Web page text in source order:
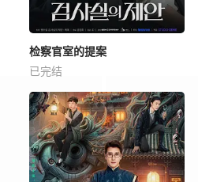
检察官室的提案
已完结